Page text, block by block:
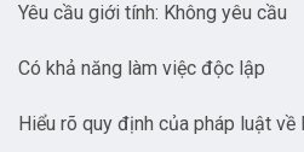
Yêu cầu giới tính: Không yêu cầu
Có khả năng làm việc độc lập
Hiểu rõ quy định của pháp luật về